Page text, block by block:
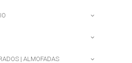
| ALMOFADAS